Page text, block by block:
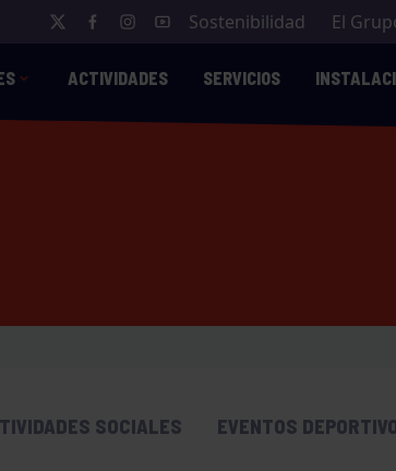
Sostenibilidad El
ACTIVIDADES SERVICIOS
SOCIALES EVENTOS